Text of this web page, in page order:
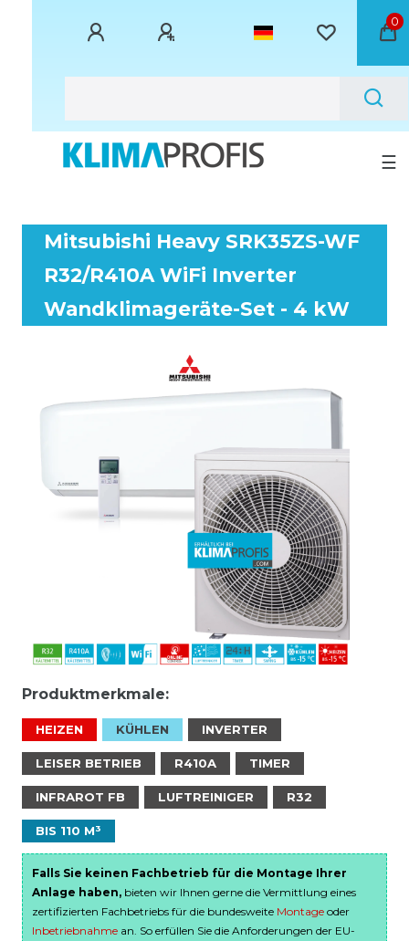
0
☰
Mitsubishi Heavy SRK35ZS-WF
R32/R410A WiFi Inverter
Wandklimageräte-Set - 4 kW
Produktmerkmale:
HEIZEN KÜHLEN INVERTER
LEISER BETRIEB R410A TIMER
INFRAROT FB LUFTREINIGER R32
BIS 110 M³
Falls Sie keinen Fachbetrieb für die Montage Ihrer
Anlage haben, bieten wir Ihnen gerne die Vermittlung eines
zertifizierten Fachbetriebs für die bundesweite Montage oder
Inbetriebnahme an. So erfüllen Sie die Anforderungen der EU-